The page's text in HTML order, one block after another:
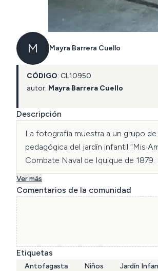
M Mayra Barrera Cuello
CÓDIGO: CL10950
autor: Mayra Barrera Cuello
Descripción
La fotografía muestra a un grupo
pedagógica del jardín infantil "Mis
Combate Naval de Iquique de
Ver más
Comentarios de la comunidad
Etiquetas
Antofagasta Niños Jardín